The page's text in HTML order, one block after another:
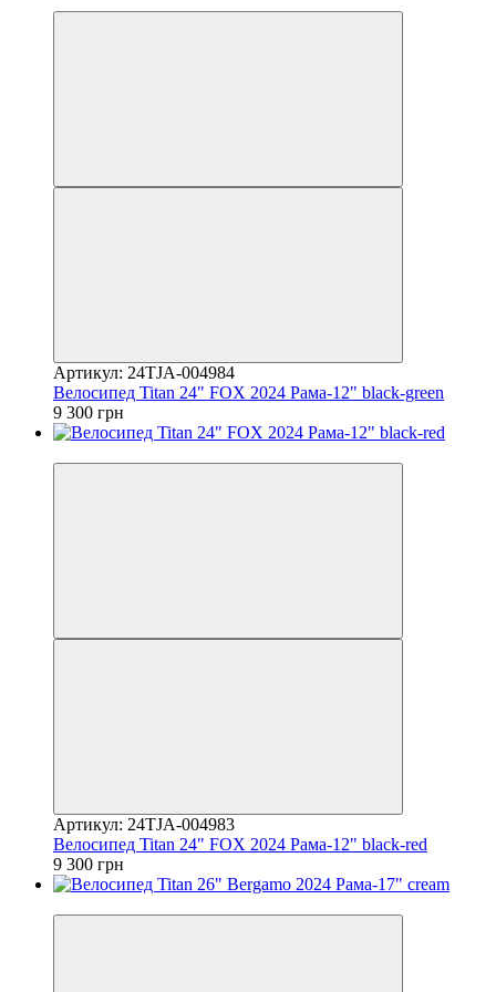
Артикул: 24TJA-004984
Велосипед Titan 24" FOX 2024 Рама-12" black-green
9 300 грн
Артикул: 24TJA-004983
Велосипед Titan 24" FOX 2024 Рама-12" black-red
9 300 грн